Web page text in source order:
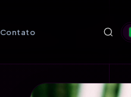
Contato